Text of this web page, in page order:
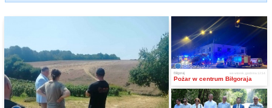
we wtorek, godzina 12:14
Biłgoraj
Pożar w centrum Biłgoraja